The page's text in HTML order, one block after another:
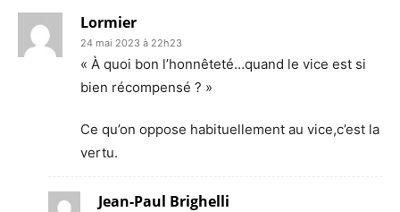
Lormier
24 mai 2023 à 22h23
« À quoi bon l’honnêteté…quand le vice est si
bien récompensé ? »
Ce qu’on oppose habituellement au vice,c’est la
vertu.
Jean-Paul Brighelli